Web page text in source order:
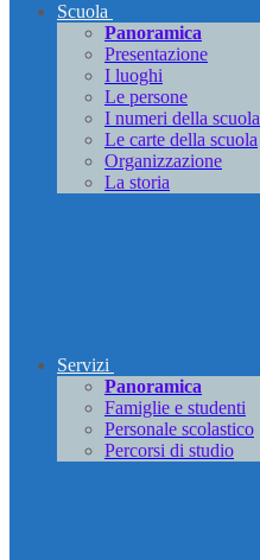
Scuola
Panoramica
Presentazione
I luoghi
Le persone
I numeri della scuola
Le carte della scuola
Organizzazione
La storia
Servizi
Panoramica
Famiglie e studenti
Personale scolastico
Percorsi di studio